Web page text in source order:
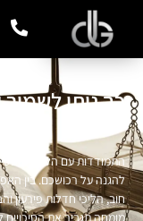
כך ניתן לשמור
משפטי
התמודדות עם הליך משפטי
להגנה על רכושכם. בין
חוב, הליכי חדלות פירעון
מומחה תגביר את